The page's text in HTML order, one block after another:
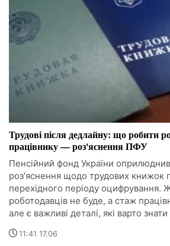
Трудові після дедлайну: що робити
працівнику — роз'яснення ПФУ
Пенсійний фонд України
роз'яснення щодо трудових книжок
перехідного періоду оцифрування.
роботодавців не буде, а стаж
але є важливі деталі, які варто
11:41 17.06